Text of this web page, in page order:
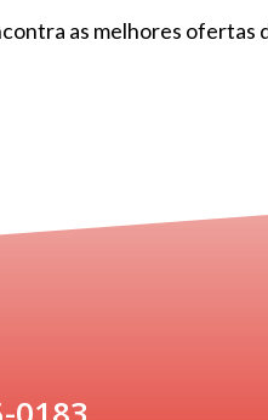
as melhores ofertas